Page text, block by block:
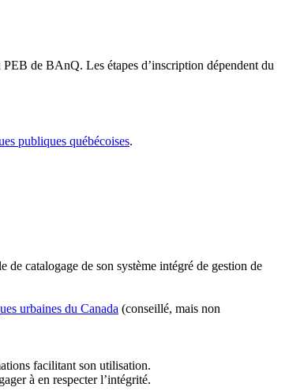
de BAnQ. Les étapes d’inscription dépendent du
publiques québécoises.
catalogage de son système intégré de gestion de
urbaines du Canada (conseillé, mais non
facilitant son utilisation.
à en respecter l’intégrité.